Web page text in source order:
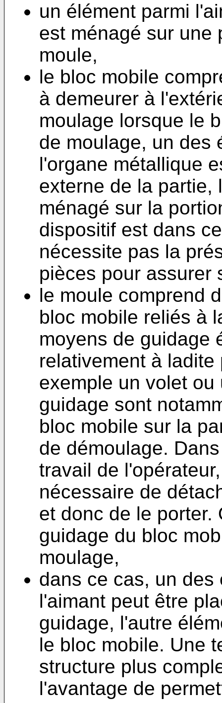
un élément parmi
est ménagé sur une
moule,
le bloc mobile
à demeurer à
moulage lorsque le
de moulage, un des
l'organe métallique
externe de la partie,
ménagé sur la
dispositif est dans
nécessite pas la
pièces pour assurer
le moule comprend
bloc mobile reliés à
moyens de guidage
relativement à
exemple un volet
guidage sont
bloc mobile sur la
de démoulage.
travail de
nécessaire de
et donc de le porter.
guidage du bloc
moulage,
dans ce cas, un des
l'aimant peut être
guidage, l'autre
le bloc mobile. Une
structure plus
l'avantage de